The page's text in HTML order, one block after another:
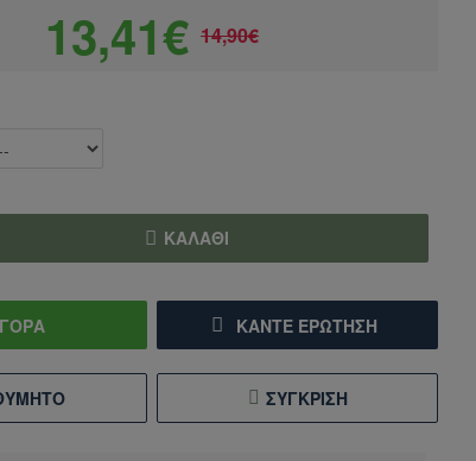
13,41€ 14,90€
ΚΑΛΆΘΙ
ΚΆΝΤΕ ΕΡΏΤΗΣΗ
ΣΎΓΚΡΙΣΗ